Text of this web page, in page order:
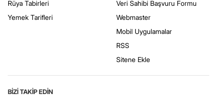
Rüya Tabirleri
Yemek Tarifleri
Veri Sahibi Başvuru Formu
Webmaster
Mobil Uygulamalar
RSS
Sitene Ekle
BİZİ TAKİP EDİN